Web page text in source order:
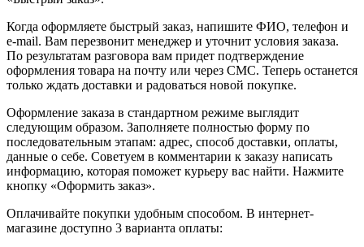
Когда оформляете быстрый заказ, напишите ФИО, телефон и
e-mail. Вам перезвонит менеджер и уточнит условия заказа.
По результатам разговора вам придет подтверждение
оформления товара на почту или через СМС. Теперь останется
только ждать доставки и радоваться новой покупке.
Оформление заказа в стандартном режиме выглядит
следующим образом. Заполняете полностью форму по
последовательным этапам: адрес, способ доставки, оплаты,
данные о себе. Советуем в комментарии к заказу написать
информацию, которая поможет курьеру вас найти. Нажмите
кнопку «Оформить заказ».
Оплачивайте покупки удобным способом. В интернет-
магазине доступно 3 варианта оплаты: